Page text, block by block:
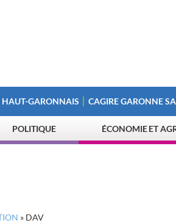
GARONNAIS CAGIRE GARONNE
POLITIQUE ÉCONOMIE ET
» DAV